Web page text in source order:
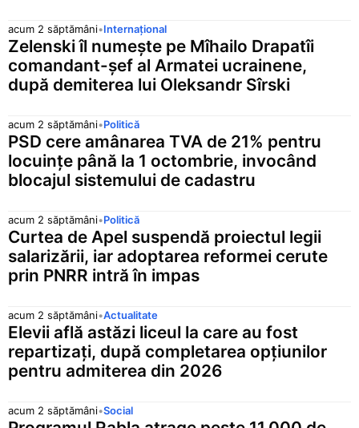
acum 2 săptămâni•Internațional
Zelenski îl numește pe Mîhailo Drapatîi
comandant-șef al Armatei ucrainene,
după demiterea lui Oleksandr Sîrski
acum 2 săptămâni•Politică
PSD cere amânarea TVA de 21% pentru
locuințe până la 1 octombrie, invocând
blocajul sistemului de cadastru
acum 2 săptămâni•Politică
Curtea de Apel suspendă proiectul legii
salarizării, iar adoptarea reformei cerute
prin PNRR intră în impas
acum 2 săptămâni•Actualitate
Elevii află astăzi liceul la care au fost
repartizați, după completarea opțiunilor
pentru admiterea din 2026
acum 2 săptămâni•Social